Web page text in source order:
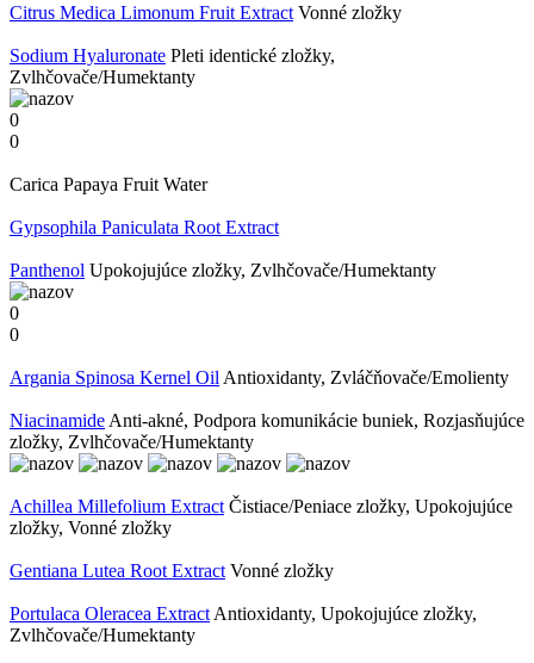
Citrus Medica Limonum Fruit Extract Vonné zložky
Sodium Hyaluronate Pleti identické zložky,
Zvlhčovače/Humektanty
0
0
Carica Papaya Fruit Water
Gypsophila Paniculata Root Extract
Panthenol Upokojujúce zložky, Zvlhčovače/Humektanty
0
0
Argania Spinosa Kernel Oil Antioxidanty, Zvláčňovače/Emolienty
Niacinamide Anti-akné, Podpora komunikácie buniek, Rozjasňujúce
zložky, Zvlhčovače/Humektanty
Achillea Millefolium Extract Čistiace/Peniace zložky, Upokojujúce
zložky, Vonné zložky
Gentiana Lutea Root Extract Vonné zložky
Portulaca Oleracea Extract Antioxidanty, Upokojujúce zložky,
Zvlhčovače/Humektanty